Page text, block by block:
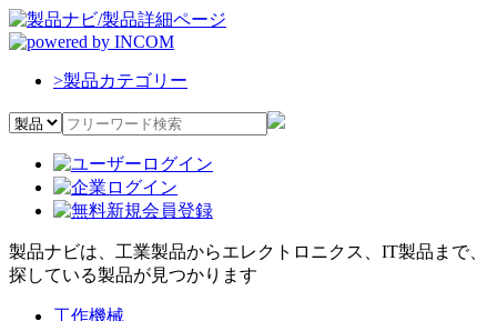
>製品カテゴリー
製品ナビは、工業製品からエレクトロニクス、IT製品まで、
探している製品が見つかります
工作機械